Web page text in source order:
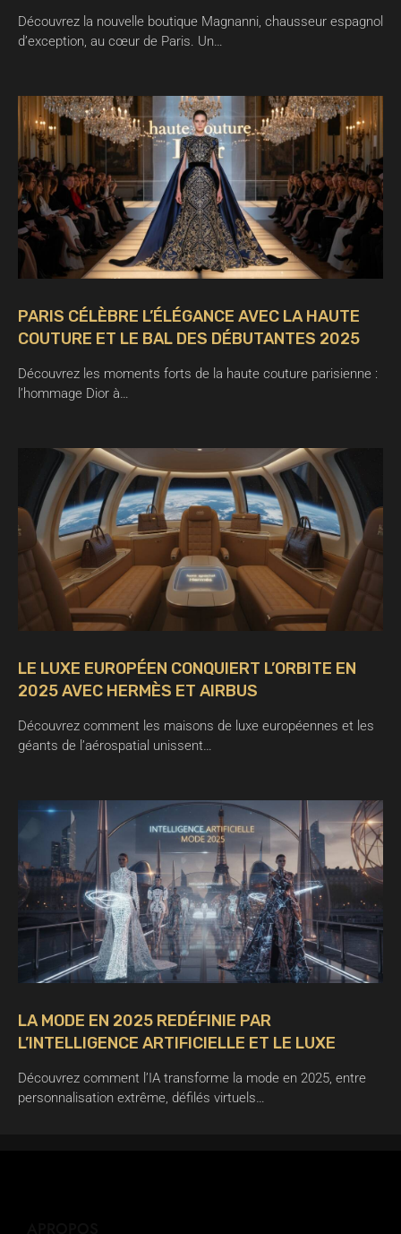
Découvrez la nouvelle boutique Magnanni, chausseur espagnol
d’exception, au cœur de Paris. Un…
PARIS CÉLÈBRE L’ÉLÉGANCE AVEC LA HAUTE
COUTURE ET LE BAL DES DÉBUTANTES 2025
Découvrez les moments forts de la haute couture parisienne :
l’hommage Dior à…
LE LUXE EUROPÉEN CONQUIERT L’ORBITE EN
2025 AVEC HERMÈS ET AIRBUS
Découvrez comment les maisons de luxe européennes et les
géants de l’aérospatial unissent…
LA MODE EN 2025 REDÉFINIE PAR
L’INTELLIGENCE ARTIFICIELLE ET LE LUXE
Découvrez comment l’IA transforme la mode en 2025, entre
personnalisation extrême, défilés virtuels…